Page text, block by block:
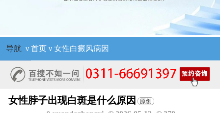
导航 ν 首页ν 女性白癜风病因
女性脖子出现白斑是什么原因